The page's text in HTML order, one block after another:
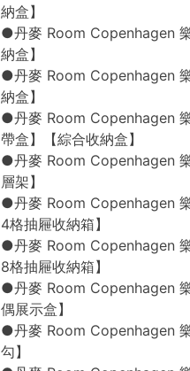
納盒】
●丹麥 Room Copenhagen
納盒】
●丹麥 Room Copenhagen
納盒】
●丹麥 Room Copenhagen
帶盒】【綜合收納盒】
●丹麥 Room Copenhagen
層架】
●丹麥 Room Copenhagen
4格抽屜收納箱】
●丹麥 Room Copenhagen
8格抽屜收納箱】
●丹麥 Room Copenhagen
偶展示盒】
●丹麥 Room Copenhagen
勾】